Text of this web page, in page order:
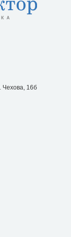
Чехова, 16б